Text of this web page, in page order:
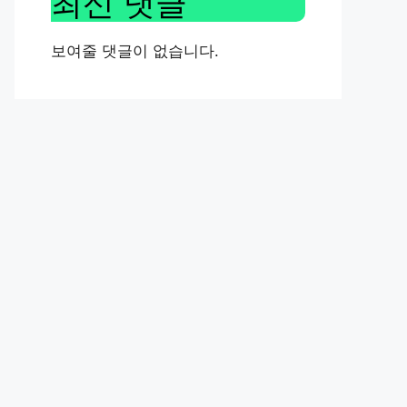
보여줄 댓글이 없습니다.